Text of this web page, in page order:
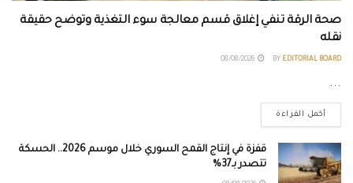
صحة الرقة تنفي إغلاق قسم معالجة سوء التغذية وتوضح حقيقة
نقله
BY EDITORIAL BOARD
...
أكمل القراءة
قفزة في إنتاج القمح السوري خلال موسم 2026.. الحسكة
تتصدر بـ37%